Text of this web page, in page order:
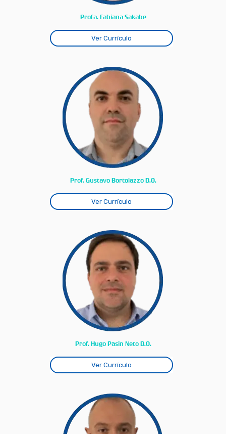
Profa. Fabiana Sakabe
Ver Currículo
Prof. Gustavo Bortolazzo D.O.
Ver Currículo
Prof. Hugo Pasin Neto D.O.
Ver Currículo